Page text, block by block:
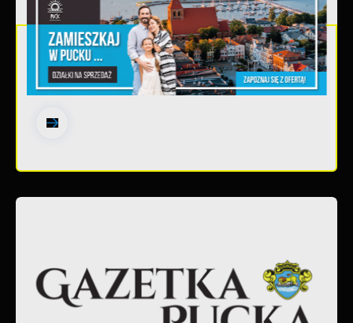
30 - 06 - 2026
Gazetka Pucka nr 139/2026